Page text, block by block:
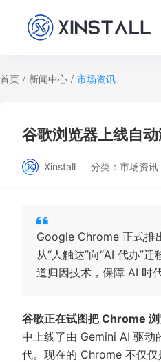
首页 / 新闻中心 / 市场资讯
谷歌浏览器上线自
Xinstall 分类： 市场资讯
Google Chrome 正式推
从“人触达”向“AI 代办”
道归因技术，保障 AI 时
谷歌正在试图把 Chrome 浏
中上线了由 Gemini AI 驱动
代。现在的 Chrome 不仅